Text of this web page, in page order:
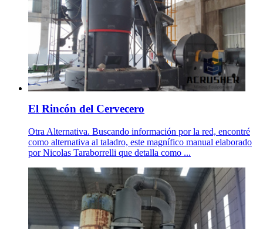
El Rincón del Cervecero
Otra Alternativa. Buscando información por la red, encontré
como alternativa al taladro, este magnífico manual elaborado
por Nicolas Taraborrelli que detalla como ...